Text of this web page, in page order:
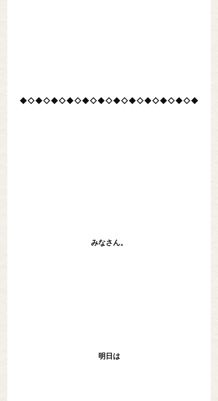
◆◇◆◇◆◇◆◇◆◇◆◇◆◇◆◇◆◇◆◇◆◇◆
みなさん。
明日は